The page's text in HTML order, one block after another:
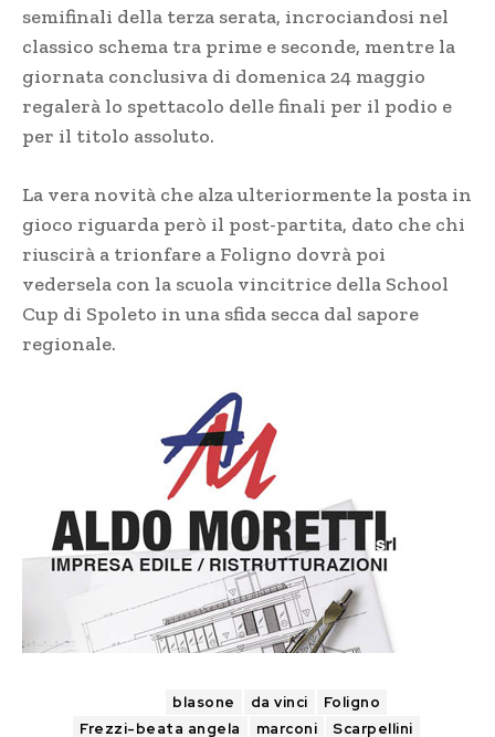
semifinali della terza serata, incrociandosi nel
classico schema tra prime e seconde, mentre la
giornata conclusiva di domenica 24 maggio
regalerà lo spettacolo delle finali per il podio e
per il titolo assoluto.
La vera novità che alza ulteriormente la posta in
gioco riguarda però il post-partita, dato che chi
riuscirà a trionfare a Foligno dovrà poi
vedersela con la scuola vincitrice della School
Cup di Spoleto in una sfida secca dal sapore
regionale.
blasone da vinci
Foligno
Frezzi-beata angela
marconi Scarpellini